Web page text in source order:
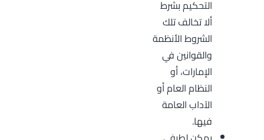
التحكيم بشرط
ألا تخالف تلك
الشروط الأنظمة
والقوانين في
الإمارات، أو
النظام العام أو
الآداب العامة
فيها.